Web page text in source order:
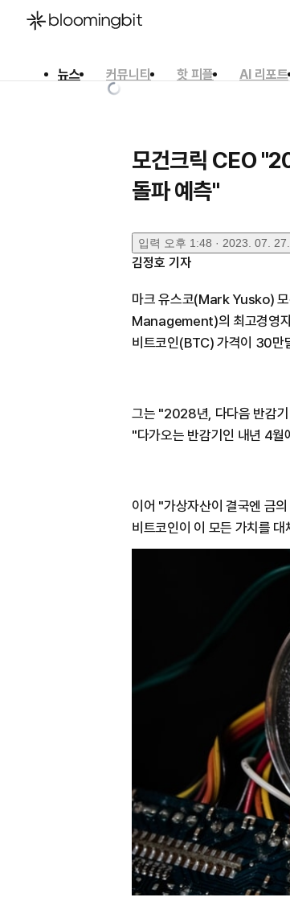
뉴스 커뮤니티 핫 피플 AI 리포트
모건크릭 CEO
돌파 예측"
입력 오후 1:48 · 2023. 07. 27.
김정호 기자
마크 유스코(Mark Yusko)
Management)의 최고경영
비트코인(BTC) 가격이 30만
그는 "2028년, 다다음 반감
"다가오는 반감기인 내년 4
이어 "가상자산이 결국엔 금
비트코인이 이 모든 가치를